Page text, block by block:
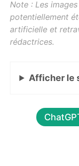
Afficher le